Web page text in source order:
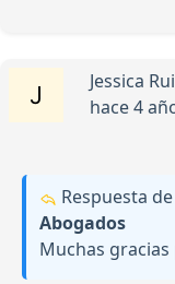
Jessica
hace 4
Respuesta de
Abogados
Muchas